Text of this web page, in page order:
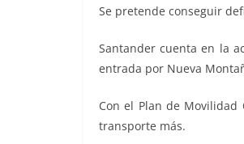
Se pretende conseguir
Santander cuenta en la
entrada por Nueva
Con el Plan de
transporte más.